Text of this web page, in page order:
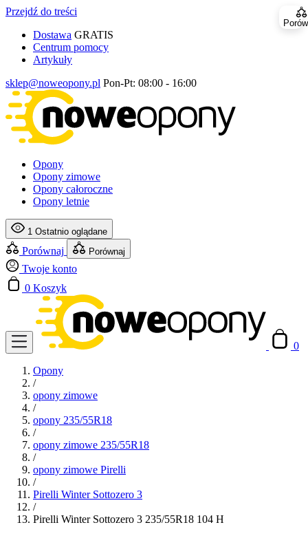
Przejdź do treści
Dostawa GRATIS
Centrum pomocy
Artykuły
sklep@noweopony.pl Pon-Pt: 08:00 - 16:00
Opony
Opony zimowe
Opony całoroczne
Opony letnie
1 Ostatnio oglądane
Porównaj Porównaj
Twoje konto
0 Koszyk
0
Opony
/
opony zimowe
/
opony 235/55R18
/
opony zimowe 235/55R18
/
opony zimowe Pirelli
/
Pirelli Winter Sottozero 3
/
Pirelli Winter Sottozero 3 235/55R18 104 H